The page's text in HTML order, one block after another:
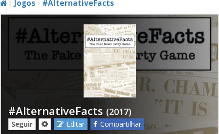
Jogos #AlternativeFacts
#AlternativeFacts (2017)
Seguir Editar
Compartilhar